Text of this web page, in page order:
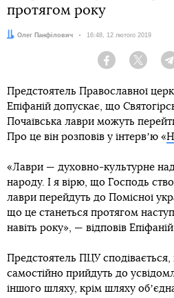
протягом року
Автор:
Олег Панфілович Дата:
16:48, 12 лютого 2019
Facebook Twitter
Предстоятель Православної
Епіфаній допускає, що
Почаївська лаври можуть
Про це він розповів у інтервʼю «
«Лаври — духовно-культурне
народу. І я вірю, що Господь
лаври перейдуть до Помісної
що це станеться протягом
навіть року», — відповів
Предстоятель ПЦУ
самостійно прийдуть до
іншого шляху, крім шляху